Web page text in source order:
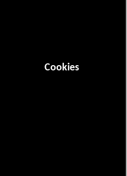
Cookies
state)
51
L. Jackson